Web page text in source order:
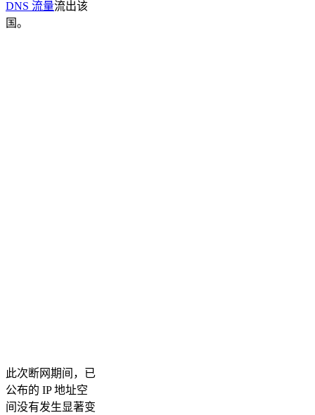
DNS 流量流出该
国。
此次断网期间，已
公布的 IP 地址空
间没有发生显著变